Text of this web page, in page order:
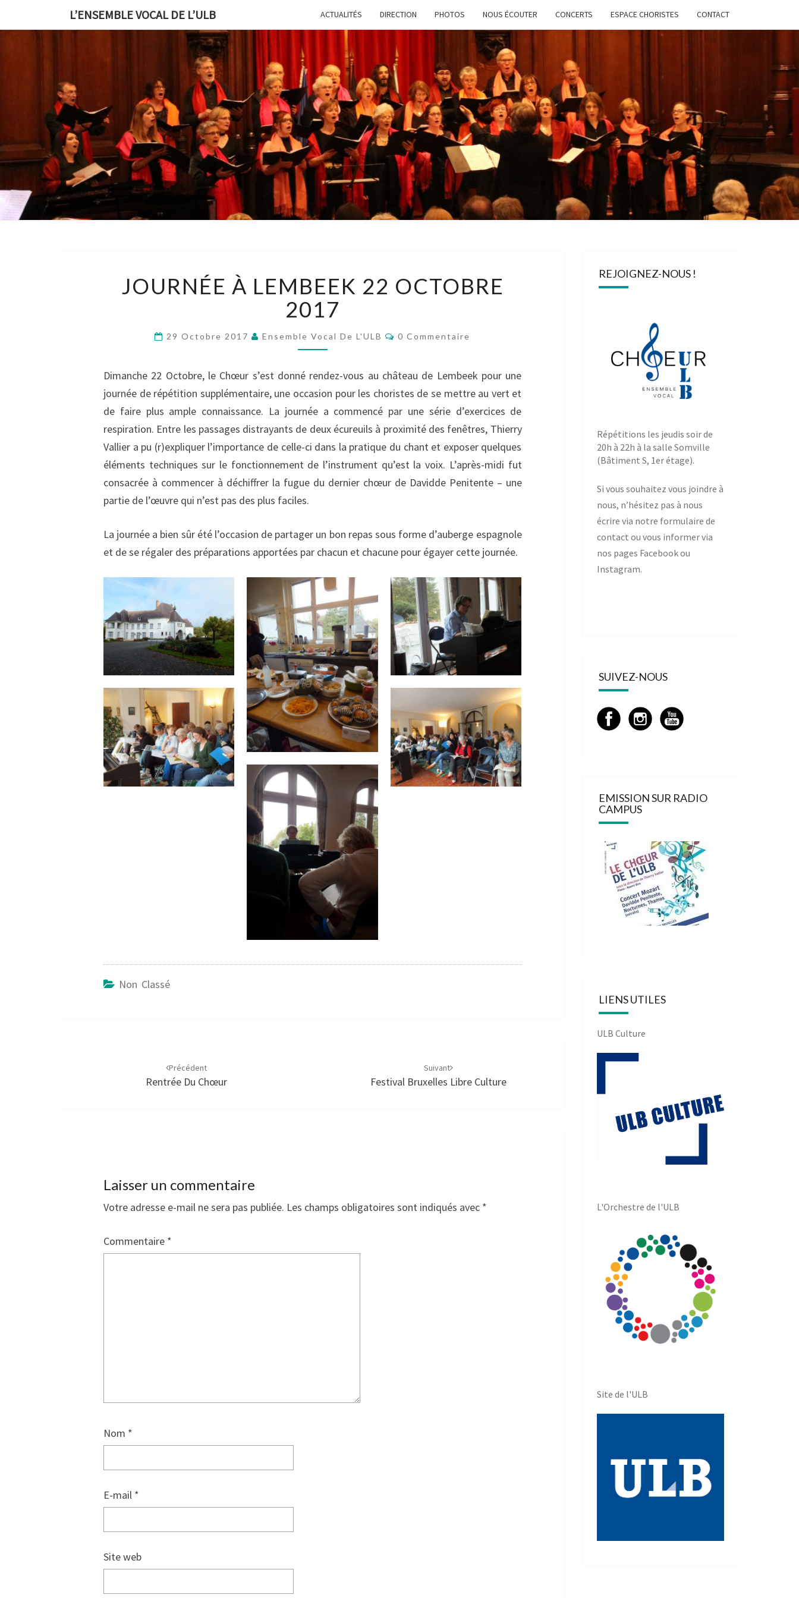
L’ENSEMBLE VOCAL DE L’ULB ACTUALITÉS DIRECTION PHOTOS NOUS ÉCOUTER CONCERTS ESPACE CHORISTES CONTACT
L’ENSEMBLE
VOCAL DE
L’ULB
À
LEMBEEK
22
2017
JOURNÉE À LEMBEEK 22 OCTOBRE
2017
29 Octobre 2017 Ensemble Vocal De L'ULB Commentaires
0 Commentaire
Dimanche 22 Octobre, le Chœur s’est donné rendez-vous au château de Lembeek pour une
journée de répétition supplémentaire, une occasion pour les choristes de se mettre au vert et
de faire plus ample connaissance. La journée a commencé par une série d’exercices de
respiration. Entre les passages distrayants de deux écureuils à proximité des fenêtres, Thierry
Vallier a pu (r)expliquer l’importance de celle-ci dans la pratique du chant et exposer quelques
éléments techniques sur le fonctionnement de l’instrument qu’est la voix. L’après-midi fut
consacrée à commencer à déchiffrer la fugue du dernier chœur de Davidde Penitente – une
partie de l’œuvre qui n’est pas des plus faciles.
La journée a bien sûr été l’occasion de partager un bon repas sous forme d’auberge espagnole
et de se régaler des préparations apportées par chacun et chacune pour égayer cette journée.
Non Classé
Précédent
Rentrée Du Chœur
Suivant
Festival Bruxelles Libre Culture
Laisser un commentaire
Votre adresse e-mail ne sera pas publiée. Les champs obligatoires sont indiqués avec *
Commentaire *
Nom *
E-mail *
Site web
REJOIGNEZ-NOUS !
Répétitions les jeudis soir de
20h à 22h à la salle Somville
(Bâtiment S, 1er étage).
Si vous souhaitez vous joindre à
nous, n’hésitez pas à nous
écrire via notre formulaire de
contact ou vous informer via
nos pages Facebookou
Instagram.
SUIVEZ-NOUS
EMISSION SUR RADIO
CAMPUS
LIENS UTILES
ULB Culture
L'Orchestre de l'ULB
Site de l'ULB